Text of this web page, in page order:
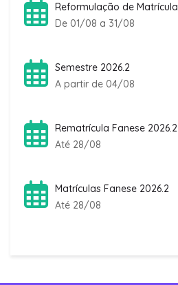
Reformulação de Matrícula
De 01/08 a 31/08
Semestre 2026.2
A partir de 04/08
Rematrícula Fanese 2026.2
Até 28/08
Matrículas Fanese 2026.2
Até 28/08